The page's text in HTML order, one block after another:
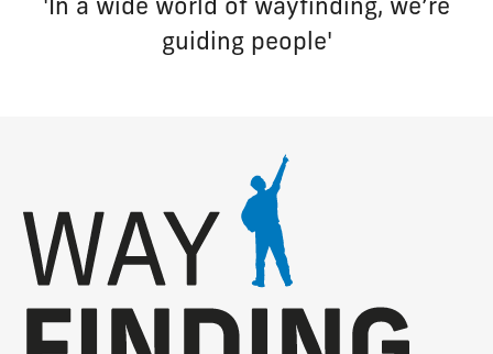
'In a wide world of wayfinding, we’re
guiding people'